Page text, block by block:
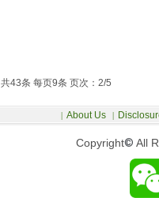
共43条 每页9条 页次：2/5
Copyright© All
| About Us |